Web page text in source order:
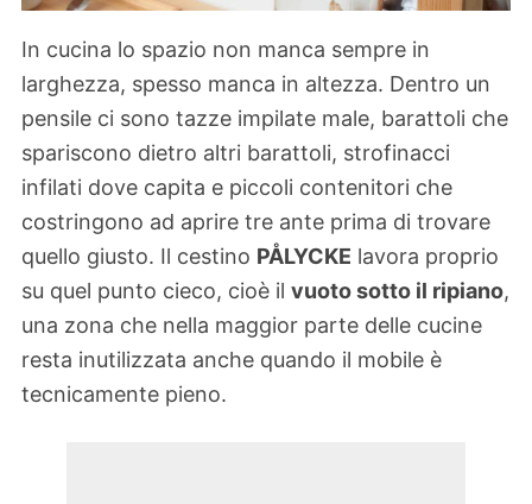
In cucina lo spazio non manca sempre in
larghezza, spesso manca in altezza. Dentro un
pensile ci sono tazze impilate male, barattoli che
spariscono dietro altri barattoli, strofinacci
infilati dove capita e piccoli contenitori che
costringono ad aprire tre ante prima di trovare
quello giusto. Il cestino PÅLYCKE lavora proprio
su quel punto cieco, cioè il vuoto sotto il ripiano,
una zona che nella maggior parte delle cucine
resta inutilizzata anche quando il mobile è
tecnicamente pieno.